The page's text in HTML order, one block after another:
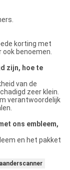
korting met
ook benoemen.
zijn, hoe te
van de
zeer klein.
verantwoordelijk
ons embleem,
en het pakket